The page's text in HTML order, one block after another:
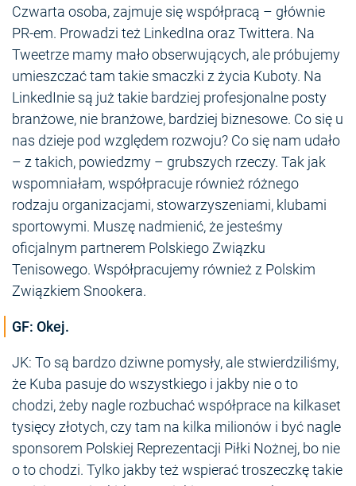
Czwarta osoba, zajmuje się współpracą – głównie
PR-em. Prowadzi też LinkedIna oraz Twittera. Na
Tweetrze mamy mało obserwujących, ale próbujemy
umieszczać tam takie smaczki z życia Kuboty. Na
LinkedInie są już takie bardziej profesjonalne posty
branżowe, nie branżowe, bardziej biznesowe. Co się u
nas dzieje pod względem rozwoju? Co się nam udało
– z takich, powiedzmy – grubszych rzeczy. Tak jak
wspomniałam, współpracuje również różnego
rodzaju organizacjami, stowarzyszeniami, klubami
sportowymi. Muszę nadmienić, że jesteśmy
oficjalnym partnerem Polskiego Związku
Tenisowego. Współpracujemy również z Polskim
Związkiem Snookera.
GF: Okej.
JK: To są bardzo dziwne pomysły, ale stwierdziliśmy,
że Kuba pasuje do wszystkiego i jakby nie o to
chodzi, żeby nagle rozbuchać współprace na kilkaset
tysięcy złotych, czy tam na kilka milionów i być nagle
sponsorem Polskiej Reprezentacji Piłki Nożnej, bo nie
o to chodzi. Tylko jakby też wspierać troszeczkę takie